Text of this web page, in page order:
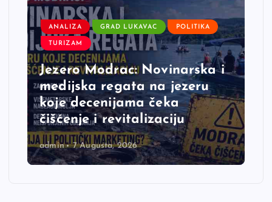
ANALIZA GRAD LUKAVAC POLITIKA
TURIZAM
Jezero Modrac: Novinarska i
medijska regata na jezeru
koje decenijama čeka
čišćenje i revitalizaciju
admin 7 Augusta, 2026